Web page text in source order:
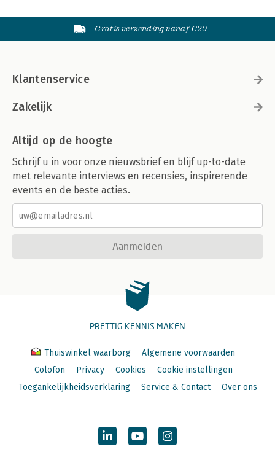
Gratis verzending vanaf €20
Klantenservice
Zakelijk
Altijd op de hoogte
Schrijf u in voor onze nieuwsbrief en blijf up-to-date
met relevante interviews en recensies, inspirerende
events en de beste acties.
Aanmelden
PRETTIG KENNIS MAKEN
Thuiswinkel waarborg
Algemene voorwaarden
Colofon
Privacy Cookies
Cookie instellingen
Toegankelijkheidsverklaring
Service & Contact Over ons